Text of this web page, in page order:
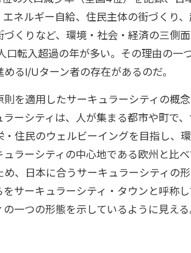
ネルギー自給、住民主体の街づくり
くりなど、環境・社会・経済の三側
転入超過の年が多い。その理由の一
るI/Uターン者の存在があるのだ。
を適用したサーキュラーシティの概
ーシティは、人が集まる都市や町で
住民のウェルビーイングを目指し、
ラーシティの中心地である欧州と比
、日本に合うサーキュラーシティの
サーキュラーシティ・タウンと呼称
一つの形態を示しているように見える